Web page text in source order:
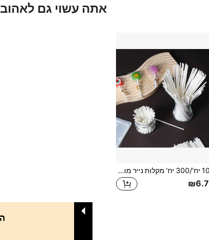
אתה עשוי גם לאהוב
100 יח'/300 יח' מקלות נייר מוצק, מקלות נייר על מקל, מקלות עוגה פופ, בוחשים לממתקים/שוקולד